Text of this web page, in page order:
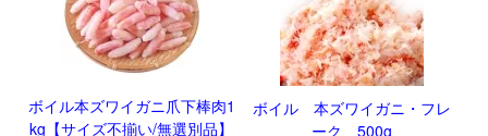
ボイル本ズワイガニ爪下棒肉1
kg【サイズ不揃い/無選別品】
ボイル 本ズワイガニ・フレ
ーク 500g